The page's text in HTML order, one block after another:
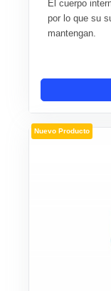
El cuerpo
por lo que su
mantengan.
Nuevo Producto